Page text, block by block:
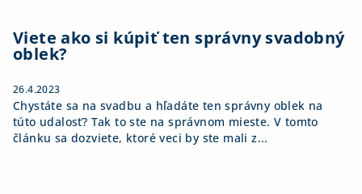
Viete ako si kúpiť ten správny svadobný
oblek?
26.4.2023
Chystáte sa na svadbu a hľadáte ten správny oblek na
túto udalosť? Tak to ste na správnom mieste. V tomto
článku sa dozviete, ktoré veci by ste mali z...